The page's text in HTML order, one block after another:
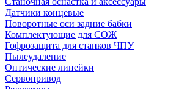
Датчики концевые
Поворотные оси задние бабки
Комплектующие для СОЖ
Гофрозащита для станков ЧПУ
Пылеудаление
Оптические линейки
Сервопривод